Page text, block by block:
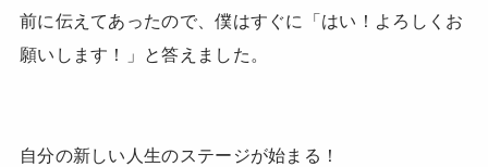
前に伝えてあったので、僕はすぐに「はい！よろしくお
願いします！」と答えました。
自分の新しい人生のステージが始まる！